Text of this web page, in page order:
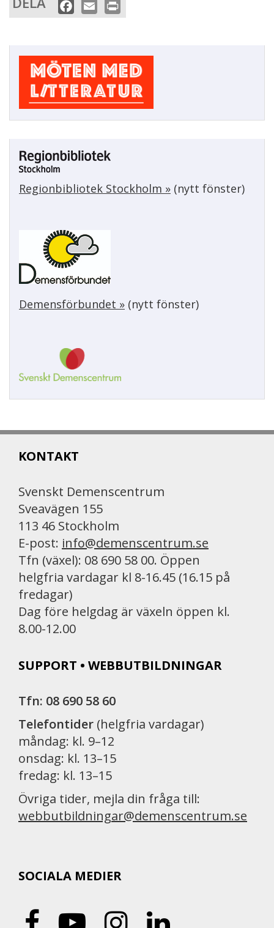
a
e
b
o
o
m
i
r
n
t
Regionbibliotek Stockholm » (nytt fönster)
Demensförbundet » (nytt fönster)
KONTAKT
Svenskt Demenscentrum
Sveavägen 155
113 46 Stockholm
E-post: info@demenscentrum.se
Tfn (växel): 08 690 58 00. Öppen
helgfria vardagar kl 8-16.45 (16.15 på
fredagar)
Dag före helgdag är växeln öppen kl.
8.00-12.00
SUPPORT • WEBBUTBILDNINGAR
Tfn: 08 690 58 60
Telefontider (helgfria vardagar)
måndag: kl. 9–12
onsdag: kl. 13–15
fredag: kl. 13–15
Övriga tider, mejla din fråga till:
webbutbildningar@demenscentrum.se
SOCIALA MEDIER